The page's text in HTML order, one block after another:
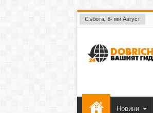
Събота, 8- ми Август
Новини